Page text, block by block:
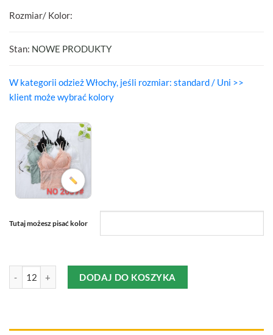
Rozmiar/ Kolor:
Stan: NOWE PRODUKTY
W kategorii odzież Włochy, jeśli rozmiar: standard / Uni >>
klient może wybrać kolory
Tutaj możesz pisać kolor
DODAJ DO KOSZYKA